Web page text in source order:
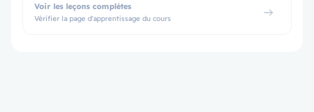
Voir les leçons complètes
Vérifier la page d'apprentissage du cours